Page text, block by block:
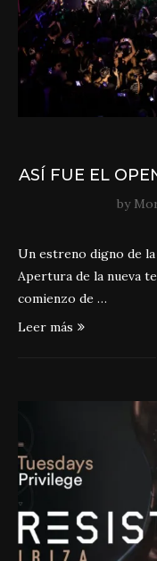
ASÍ FUE EL
by
Un estreno digno de
Apertura de la nueva
comienzo de …
Leer más